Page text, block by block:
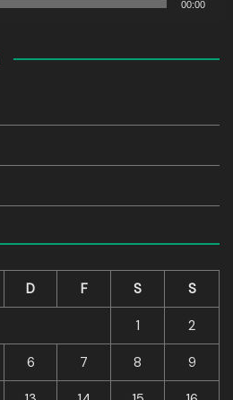
00:00
D F S S
1 2
6 7 8 9